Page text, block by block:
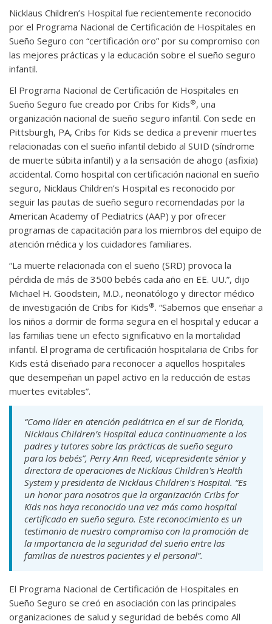
Nicklaus Children’s Hospital fue recientemente reconocido
por el Programa Nacional de Certificación de Hospitales en
Sueño Seguro con “certificación oro” por su compromiso con
las mejores prácticas y la educación sobre el sueño seguro
infantil.
El Programa Nacional de Certificación de Hospitales en
Sueño Seguro fue creado por Cribs for Kids®, una
organización nacional de sueño seguro infantil. Con sede en
Pittsburgh, PA, Cribs for Kids se dedica a prevenir muertes
relacionadas con el sueño infantil debido al SUID (síndrome
de muerte súbita infantil) y a la sensación de ahogo (asfixia)
accidental. Como hospital con certificación nacional en sueño
seguro, Nicklaus Children’s Hospital es reconocido por
seguir las pautas de sueño seguro recomendadas por la
American Academy of Pediatrics (AAP) y por ofrecer
programas de capacitación para los miembros del equipo de
atención médica y los cuidadores familiares.
“La muerte relacionada con el sueño (SRD) provoca la
pérdida de más de 3500 bebés cada año en EE. UU.”, dijo
Michael H. Goodstein, M.D., neonatólogo y director médico
de investigación de Cribs for Kids®. “Sabemos que enseñar a
los niños a dormir de forma segura en el hospital y educar a
las familias tiene un efecto significativo en la mortalidad
infantil. El programa de certificación hospitalaria de Cribs for
Kids está diseñado para reconocer a aquellos hospitales
que desempeñan un papel activo en la reducción de estas
muertes evitables”.
“Como líder en atención pediátrica en el sur de Florida,
Nicklaus Children’s Hospital educa continuamente a los
padres y tutores sobre las prácticas de sueño seguro
para los bebés”, Perry Ann Reed, vicepresidente sénior y
directora de operaciones de Nicklaus Children's Health
System y presidenta de Nicklaus Children's Hospital. “Es
un honor para nosotros que la organización Cribs for
Kids nos haya reconocido una vez más como hospital
certificado en sueño seguro. Este reconocimiento es un
testimonio de nuestro compromiso con la promoción de
la importancia de la seguridad del sueño entre las
familias de nuestros pacientes y el personal”.
El Programa Nacional de Certificación de Hospitales en
Sueño Seguro se creó en asociación con las principales
organizaciones de salud y seguridad de bebés como All